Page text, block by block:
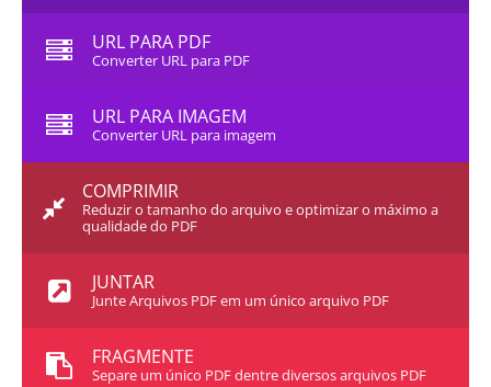
URL PARA PDF
Converter URL para PDF
URL PARA IMAGEM
Converter URL para imagem
COMPRIMIR
Reduzir o tamanho do arquivo e optimizar o máximo a
qualidade do PDF
JUNTAR
Junte Arquivos PDF em um único arquivo PDF
FRAGMENTE
Separe um único PDF dentre diversos arquivos PDF